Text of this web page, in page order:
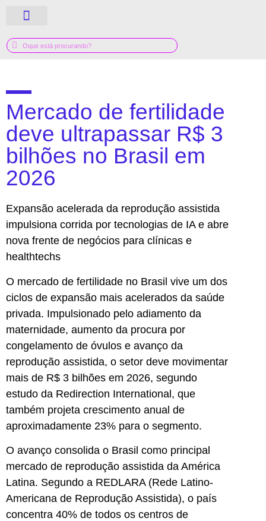
Mercado de fertilidade
deve ultrapassar R$ 3
bilhões no Brasil em
2026
Expansão acelerada da reprodução assistida
impulsiona corrida por tecnologias de IA e abre
nova frente de negócios para clínicas e
healthtechs
O mercado de fertilidade no Brasil vive um dos
ciclos de expansão mais acelerados da saúde
privada. Impulsionado pelo adiamento da
maternidade, aumento da procura por
congelamento de óvulos e avanço da
reprodução assistida, o setor deve movimentar
mais de R$ 3 bilhões em 2026, segundo
estudo da Redirection International, que
também projeta crescimento anual de
aproximadamente 23% para o segmento.
O avanço consolida o Brasil como principal
mercado de reprodução assistida da América
Latina. Segundo a REDLARA (Rede Latino-
Americana de Reprodução Assistida), o país
concentra 40% de todos os centros de